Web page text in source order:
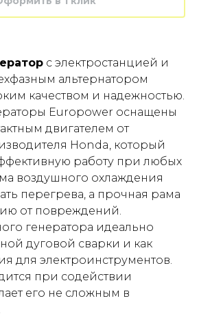
с электростанцией и
альтернатором
качеством и надежностью.
Europower оснащены
двигателем от
Honda, который
работу при любых
воздушного охлаждения
перегрева, а прочная рама
от повреждений.
генератора идеально
дуговой сварки и как
для электроинструментов.
при содействии
его не сложным в